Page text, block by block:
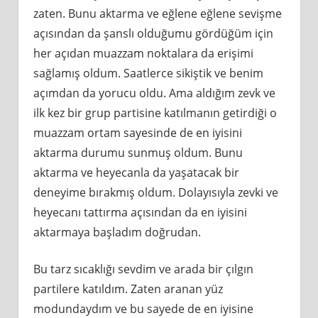
zaten. Bunu aktarma ve eğlene eğlene sevişme
açısından da şanslı olduğumu gördüğüm için
her açıdan muazzam noktalara da erişimi
sağlamış oldum. Saatlerce sikiştik ve benim
açımdan da yorucu oldu. Ama aldığım zevk ve
ilk kez bir grup partisine katılmanın getirdiği o
muazzam ortam sayesinde de en iyisini
aktarma durumu sunmuş oldum. Bunu
aktarma ve heyecanla da yaşatacak bir
deneyime bırakmış oldum. Dolayısıyla zevki ve
heyecanı tattırma açısından da en iyisini
aktarmaya başladım doğrudan.
Bu tarz sıcaklığı sevdim ve arada bir çılgın
partilere katıldım. Zaten aranan yüz
modundaydım ve bu sayede de en iyisine